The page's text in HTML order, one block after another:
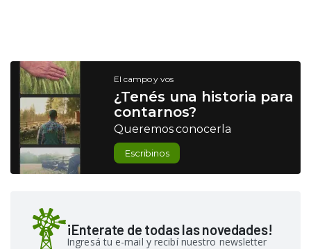
El campo y vos
¿Tenés una historia para
contarnos?
Queremos conocerla
Escribinos
¡Enterate de todas las novedades!
Ingresá tu e-mail y recibí nuestro newsletter